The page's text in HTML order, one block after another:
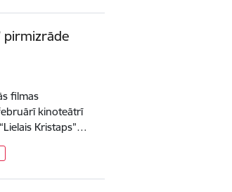
pirmizrāde
filmas
kinoteātrī
Kristaps”…